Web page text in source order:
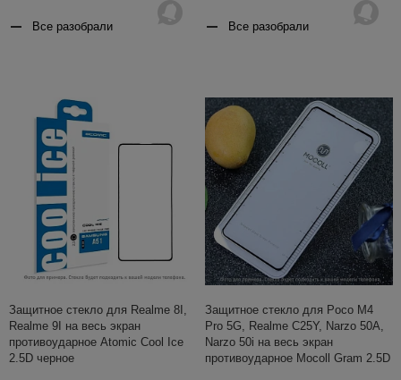
Все разобрали Все разобрали
Защитное стекло для Realme 8I,
Realme 9I на весь экран
противоударное Atomic Cool Ice
2.5D черное
Защитное стекло для Poco M4
Pro 5G, Realme C25Y, Narzo 50A,
Narzo 50i на весь экран
противоударное Mocoll Gram 2.5D